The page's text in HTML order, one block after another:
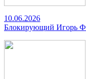
10.06.2026
Блокирующий Игорь